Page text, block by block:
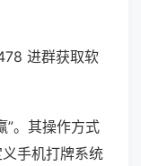
进群获取软
”。其操作方式
手机打牌系统